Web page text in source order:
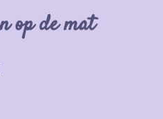
op de mat